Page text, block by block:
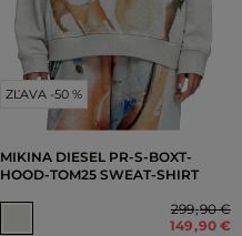
ZĽAVA -50 %
MIKINA DIESEL PR-S-BOXT-
HOOD-TOM25 SWEAT-SHIRT
299,90 €
149,90 €